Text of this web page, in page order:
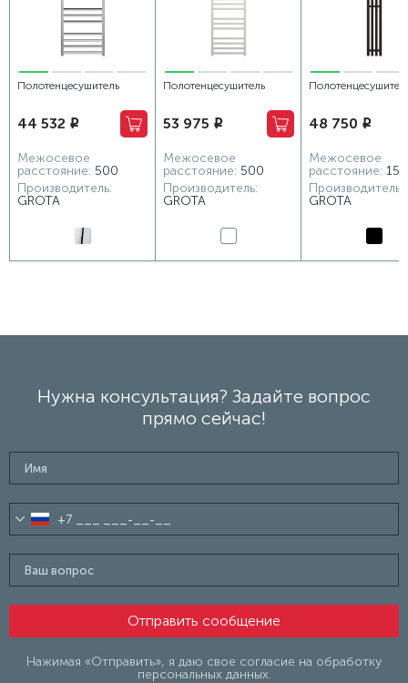
Полотенцесушитель
Vento 530x1200 хром
44 532 i
Межосевое
расстояние: 500
Производитель:
GROTA
Полотенцесушитель
Vento 530x1500 белый
53 975 i
Межосевое
расстояние: 500
Производитель:
GROTA
Corsa 180х1200
48 750 i
Межосевое
расстояние: 150
Производитель:
GROTA
Нужна консультация? Задайте вопрос
прямо сейчас!
Нажимая «Отправить», я даю свое согласие на обработку
персональных данных.